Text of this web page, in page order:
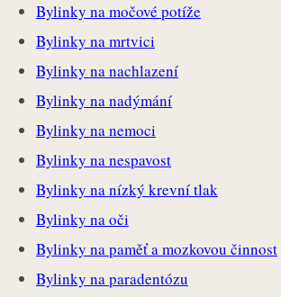
Bylinky na močové potíže
Bylinky na mrtvici
Bylinky na nachlazení
Bylinky na nadýmání
Bylinky na nemoci
Bylinky na nespavost
Bylinky na nízký krevní tlak
Bylinky na oči
Bylinky na paměť a mozkovou činnost
Bylinky na paradentózu